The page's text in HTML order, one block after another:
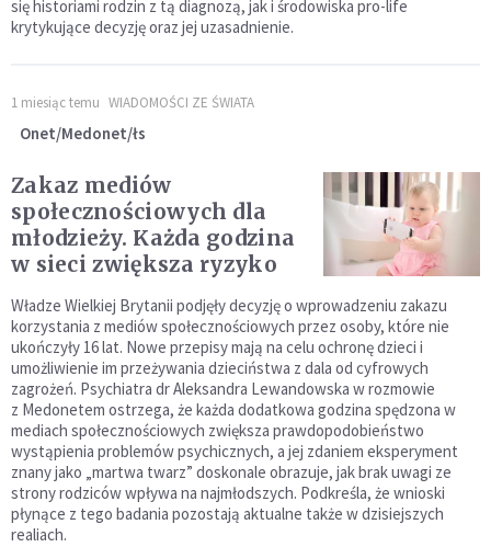
się historiami rodzin z tą diagnozą, jak i środowiska pro-life
krytykujące decyzję oraz jej uzasadnienie.
1 miesiąc temu WIADOMOŚCI ZE ŚWIATA
Onet/Medonet/łs
Zakaz mediów
społecznościowych dla
młodzieży. Każda godzina
w sieci zwiększa ryzyko
Władze Wielkiej Brytanii podjęły decyzję o wprowadzeniu zakazu
korzystania z mediów społecznościowych przez osoby, które nie
ukończyły 16 lat. Nowe przepisy mają na celu ochronę dzieci i
umożliwienie im przeżywania dzieciństwa z dala od cyfrowych
zagrożeń. Psychiatra dr Aleksandra Lewandowska w rozmowie
z Medonetem ostrzega, że każda dodatkowa godzina spędzona w
mediach społecznościowych zwiększa prawdopodobieństwo
wystąpienia problemów psychicznych, a jej zdaniem eksperyment
znany jako „martwa twarz” doskonale obrazuje, jak brak uwagi ze
strony rodziców wpływa na najmłodszych. Podkreśla, że wnioski
płynące z tego badania pozostają aktualne także w dzisiejszych
realiach.